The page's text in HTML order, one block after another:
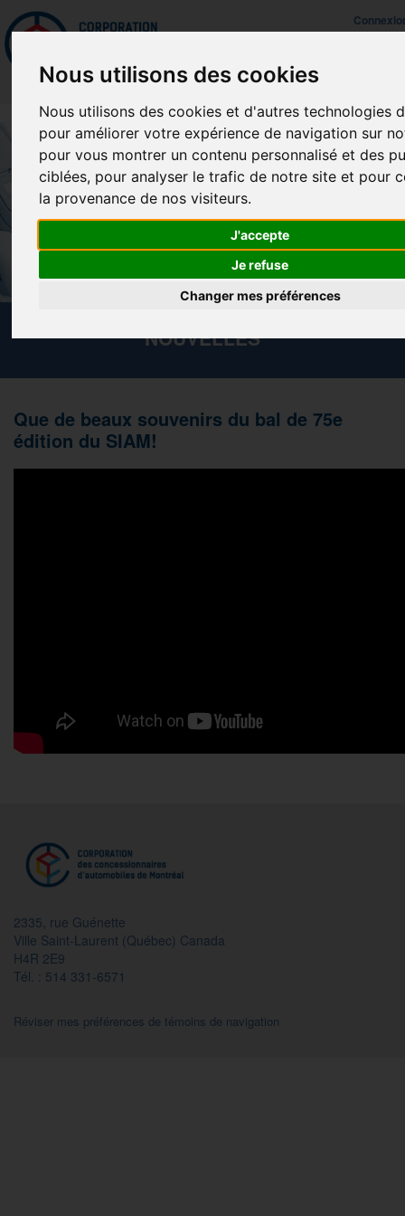
Nous utilisons des cookies
Nous utilisons des cookies et d'autres technologies
pour améliorer votre expérience de navigation sur
pour vous montrer un contenu personnalisé et des
ciblées, pour analyser le trafic de notre site et pour
la provenance de nos visiteurs.
J'accepte
Je refuse
Changer mes préférences
Mettreà jour vos préférences de témoins
NOUVELLES
Que de beaux souvenirs du bal de 75e
édition du SIAM!
2335, rue Guénette
Ville Saint-Laurent (Québec) Canada
H4R 2E9
Tél. : 514 331-6571
Réviser mes préférences de témoins de navigation